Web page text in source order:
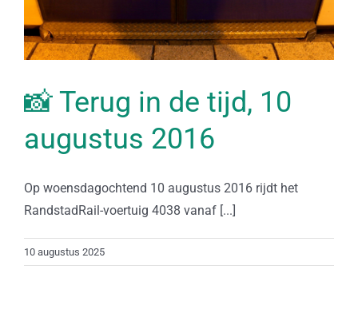
📸 Terug in de tijd, 10
augustus 2016
Op woensdagochtend 10 augustus 2016 rijdt het
RandstadRail-voertuig 4038 vanaf [...]
10 augustus 2025